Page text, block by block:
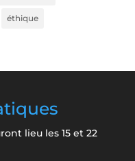
éthique
lieu les 15 et 22